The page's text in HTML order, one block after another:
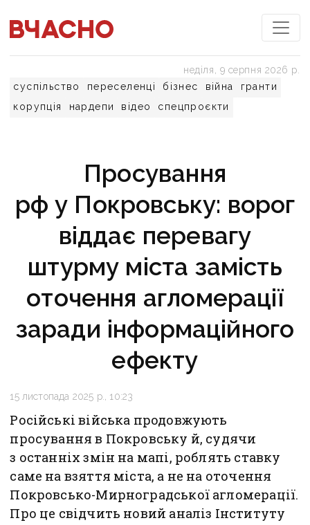
суспільство переселенці бізнес війна
гранти
корупція
нардепи відео спецпроєкти
неділя, 9 серпня 2026 р.
Просування
рф у Покровську: ворог
віддає перевагу
штурму міста замість
оточення агломерації
заради інформаційного
ефекту
15 листопада 2025 р., 10:23
Російські війська продовжують
просування в Покровську й, судячи
з останніх змін на мапі, роблять ставку
саме на взяття міста, а не на оточення
Покровсько-Мирноградської агломерації.
Про це свідчить новий аналіз Інституту